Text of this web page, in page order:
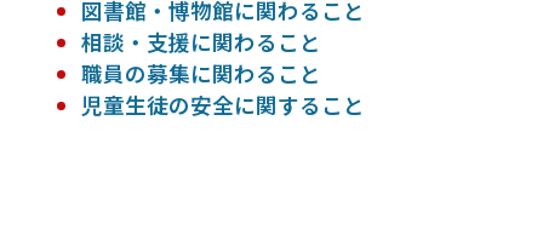
図書館・博物館に関わること
相談・支援に関わること
職員の募集に関わること
児童生徒の安全に関すること